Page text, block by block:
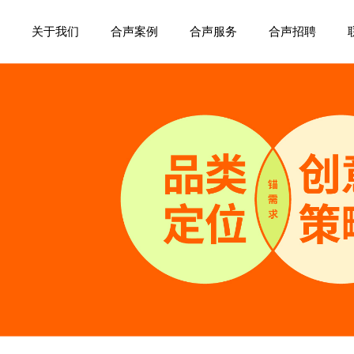
关于我们 合声案例 合声服务 合声招聘